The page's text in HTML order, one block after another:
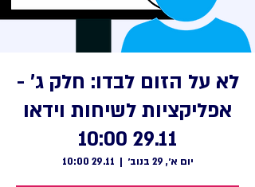
לא על הזום לבדו: חלק ג' -
אפליקציות לשיחות וידאו
29.11 10:00
יום א׳, 29 בנוב׳
  |
29.11 10:00